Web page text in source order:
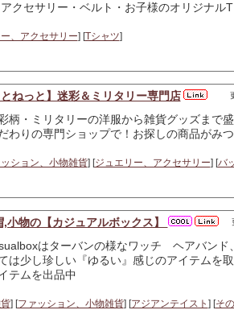
クセサリー・ベルト・お子様のオリジナル
、アクセサリー] [Tシャツ]
とねっと】迷彩＆ミリタリー専門店
柄・ミリタリーの洋服から雑貨グッズまで
わりの専門ショップで！お探しの商品がみ
ション、小物雑貨] [ジュエリー、アクセサリー] [バ
小物の【カジュアルボックス】
はターバンの様なワッチ ヘアバン
は少し珍しい『ゆるい』感じのアイテムを
テムを出品中
] [ファッション、小物雑貨] [アジアンテイスト ] [そ